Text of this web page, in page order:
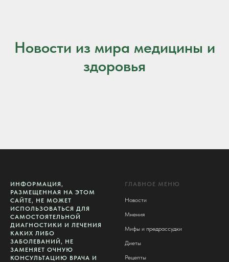
Новости из мира медицины и
здоровья
ИНФОРМАЦИЯ,
РАЗМЕЩЕННАЯ НА ЭТОМ
САЙТЕ, НЕ МОЖЕТ
ИСПОЛЬЗОВАТЬСЯ ДЛЯ
САМОСТОЯТЕЛЬНОЙ
ДИАГНОСТИКИ И ЛЕЧЕНИЯ
КАКИХ ЛИБО
ЗАБОЛЕВАНИЙ, НЕ
ЗАМЕНЯЕТ ОЧНУЮ
КОНСУЛЬТАЦИЮ ВРАЧА И
ГЛАВНОЕ МЕНЮ
Новости
Мнения
Мифы и предрассудки
Диеты
Рецепты